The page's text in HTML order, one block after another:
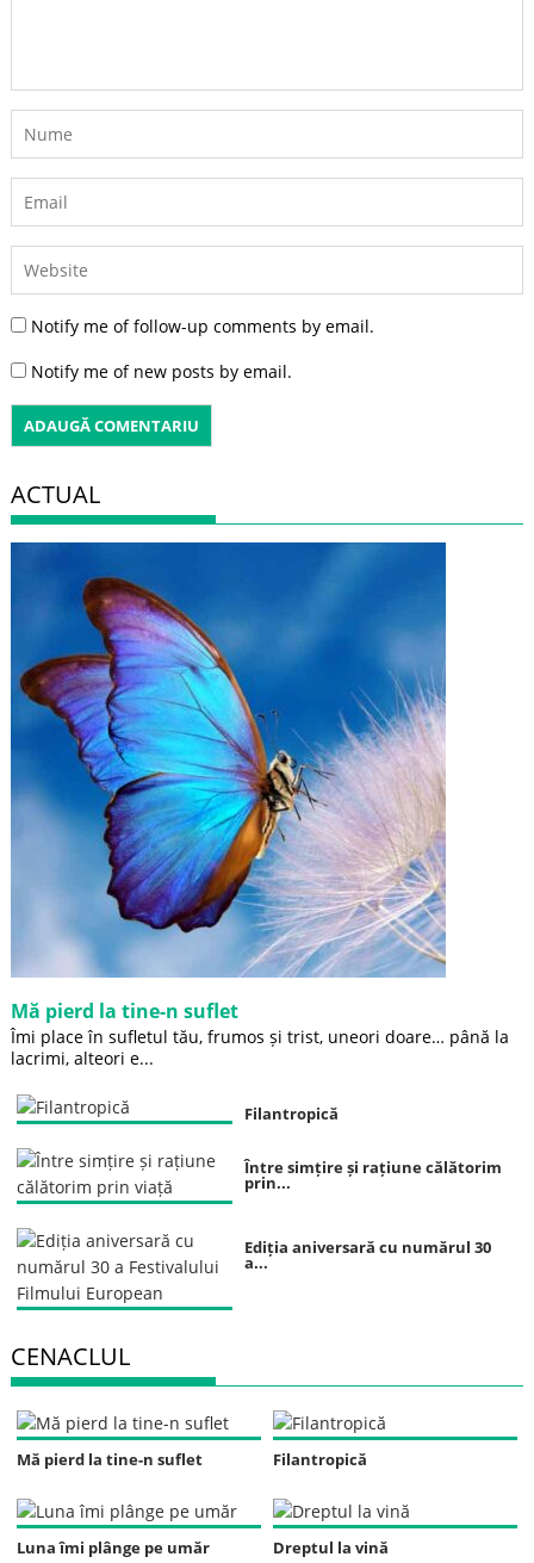
Notify me of follow-up comments by email.
Notify me of new posts by email.
ACTUAL
Mă pierd la tine-n suflet
Îmi place în sufletul tău, frumos și trist, uneori doare… până la
lacrimi, alteori e...
Filantropică
Între simțire și rațiune călătorim
prin...
Ediția aniversară cu numărul 30
a...
CENACLUL
Mă pierd la tine-n suflet Filantropică
Luna îmi plânge pe umăr Dreptul la vină